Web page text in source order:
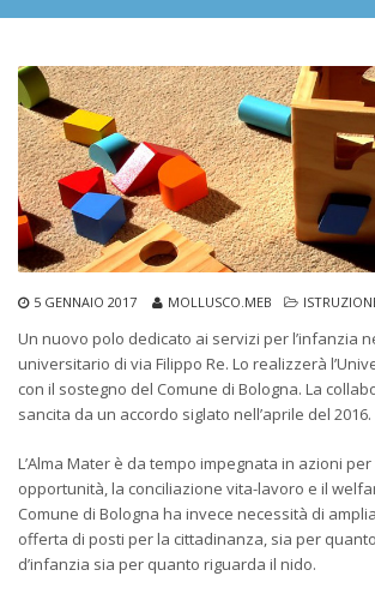
5 GENNAIO 2017 MOLLUSCO.MEB
Un nuovo polo dedicato ai servizi per l’infanzia
universitario di via Filippo Re. Lo realizzerà
con il sostegno del Comune di Bologna. La
sancita da un accordo siglato nell’aprile del 2016.
L’Alma Mater è da tempo impegnata in azioni
opportunità, la conciliazione vita-lavoro e il
Comune di Bologna ha invece necessità di
offerta di posti per la cittadinanza, sia per
d’infanzia sia per quanto riguarda il nido.